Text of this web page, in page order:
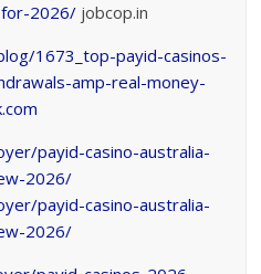
for-2026/ jobcop.in
1673_top-payid-casinos-
amp-real-money-
payid-casino-australia-
2026/
payid-casino-australia-
2026/